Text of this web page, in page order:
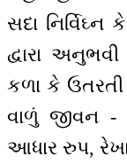
સદા નિર્વિઘ્ન
દ્વારા
કળા કે ઉતરતી
વાળું જીવન -
આધાર રુપ,